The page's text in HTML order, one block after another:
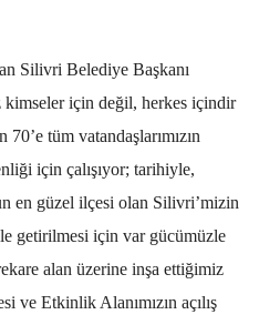
Silivri Belediye Başkanı
için değil, herkes içindir
tüm vatandaşlarımızın
için çalışıyor; tarihiyle,
en güzel ilçesi olan Silivri’mizin
getirilmesi için var gücümüzle
alan üzerine inşa ettiğimiz
ve Etkinlik Alanımızın açılış